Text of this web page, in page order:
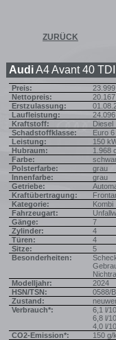
ZURÜCK
AudiA4 Avant 40
Preis:
Nettopreis:
Erstzulassung:
Laufleistung:
Kraftstoff:
Diesel
Schadstoffklasse:
Euro 6
Leistung:
150
Hubraum:
1.968
Farbe:
Polsterfarbe:
grau
Innenfarbe:
grau
Getriebe:
Kraftübertragung:
Kategorie:
Kombi
Fahrzeugart:
Gänge:
7
Zylinder:
4
Türen:
4
Sitze:
5
Besonderheiten:
Modelljahr:
2024
HSN/TSN:
0588/
Zustand:
Verbrauch*:
6,1 l/
6,8 l/
4,0 l/
CO2-Emission*:
150 g/